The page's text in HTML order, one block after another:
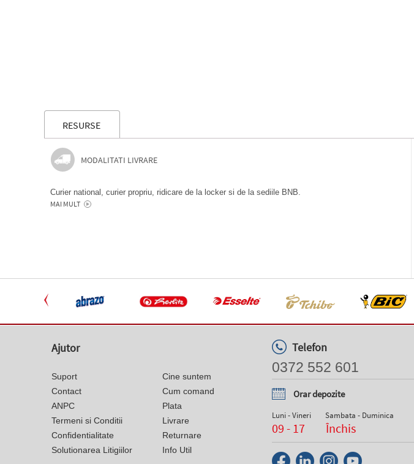
RESURSE
MODALITATI LIVRARE
Curier national, curier propriu, ridicare de la locker si de la sediile BNB.
MAI MULT
Ajutor
Suport
Contact
ANPC
Termeni si Conditii
Confidentialitate
Solutionarea Litigiilor
Cine suntem
Cum comand
Plata
Livrare
Returnare
Info Util
Telefon
0372 552 601
Orar depozite
Luni - Vineri
09 - 17
Sambata - Duminica
Închis